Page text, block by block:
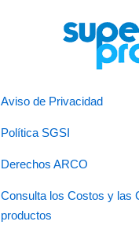
Aviso de Privacidad
Política SGSI
Derechos ARCO
Consulta los Costos y las
productos